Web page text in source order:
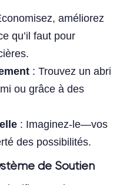
améliorez
qu’il faut pour
: Trouvez un abri
ou grâce à des
: Imaginez-le—vos
des possibilités.
de Soutien